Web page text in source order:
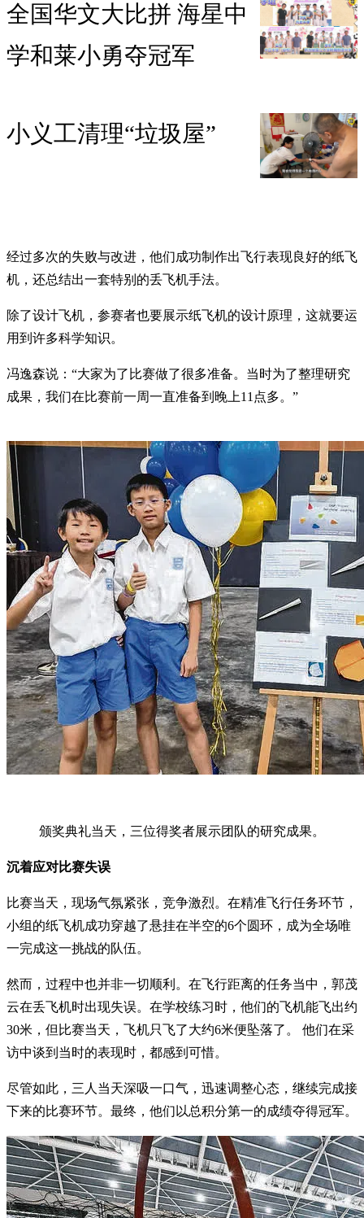
全国华文大比拼 海星中
学和莱小勇夺冠军
小义工清理“垃圾屋”
经过多次的失败与改进，他们成功制作出飞行表现良好的纸飞
机，还总结出一套特别的丢飞机手法。
除了设计飞机，参赛者也要展示纸飞机的设计原理，这就要运
用到许多科学知识。
冯逸森说：“大家为了比赛做了很多准备。当时为了整理研究
成果，我们在比赛前一周一直准备到晚上11点多。”
颁奖典礼当天，三位得奖者展示团队的研究成果。
沉着应对比赛失误
比赛当天，现场气氛紧张，竞争激烈。在精准飞行任务环节，
小组的纸飞机成功穿越了悬挂在半空的6个圆环，成为全场唯
一完成这一挑战的队伍。
然而，过程中也并非一切顺利。在飞行距离的任务当中，郭茂
云在丢飞机时出现失误。在学校练习时，他们的飞机能飞出约
30米，但比赛当天，飞机只飞了大约6米便坠落了。 他们在采
访中谈到当时的表现时，都感到可惜。
尽管如此，三人当天深吸一口气，迅速调整心态，继续完成接
下来的比赛环节。最终，他们以总积分第一的成绩夺得冠军。